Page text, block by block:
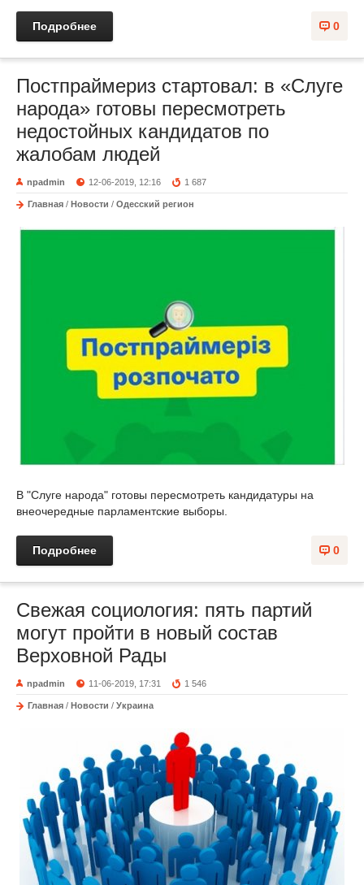
0
Подробнее
Постпраймериз стартовал: в «Слуге
народа» готовы пересмотреть
недостойных кандидатов по
жалобам людей
npadmin 12-06-2019, 12:16 1 687
Главная / Новости / Одесский регион
В "Слуге народа" готовы пересмотреть кандидатуры на
внеочередные парламентские выборы.
0
Подробнее
Свежая социология: пять партий
могут пройти в новый состав
Верховной Рады
npadmin 11-06-2019, 17:31 1 546
Главная / Новости / Украина